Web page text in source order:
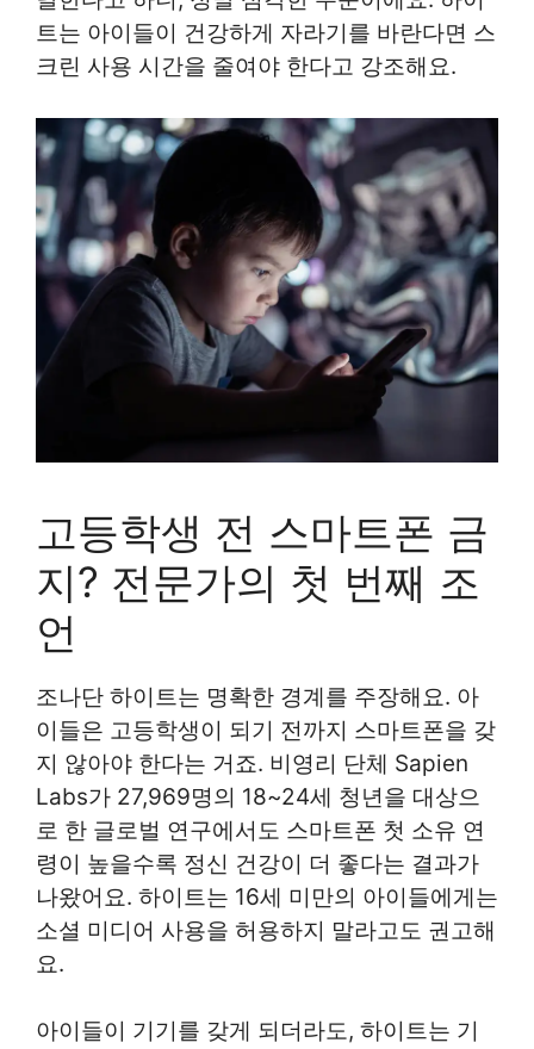
트는 아이들이 건강하게 자라기를 바란다면 스
크린 사용 시간을 줄여야 한다고 강조해요.
고등학생 전 스마트폰 금
지? 전문가의 첫 번째 조
언
조나단 하이트는 명확한 경계를 주장해요. 아
이들은 고등학생이 되기 전까지 스마트폰을 갖
지 않아야 한다는 거죠. 비영리 단체 Sapien
Labs가 27,969명의 18~24세 청년을 대상으
로 한 글로벌 연구에서도 스마트폰 첫 소유 연
령이 높을수록 정신 건강이 더 좋다는 결과가
나왔어요. 하이트는 16세 미만의 아이들에게는
소셜 미디어 사용을 허용하지 말라고도 권고해
요.
아이들이 기기를 갖게 되더라도, 하이트는 기